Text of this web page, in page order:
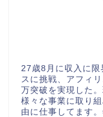
27歳8月に収入に限
スに挑戦、アフィ
万突破を実現した
様々な事業に取り
由に仕事してます